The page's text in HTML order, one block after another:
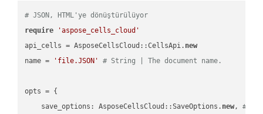
# JSON, HTML'ye dönüştürülüyor
require
'aspose_cells_cloud'
api_cells = AsposeCellsCloud::CellsApi. new
name =
'file.JSON' # String | The document name.
opts = {
    save_options: AsposeCellsCloud::SaveOptions.
new, #